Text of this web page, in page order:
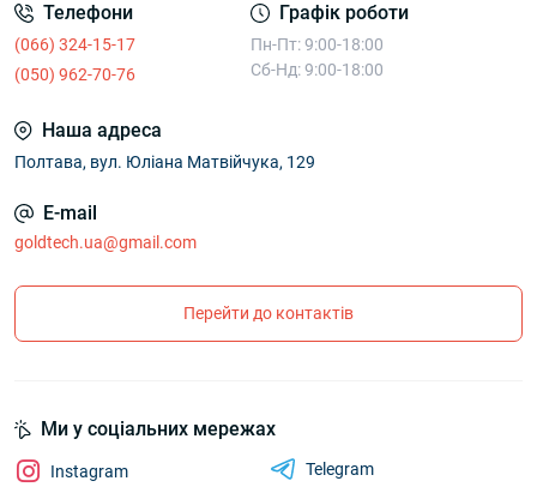
Телефони
(066) 324-15-17
(050) 962-70-76
Графік роботи
Пн-Пт: 9:00-18:00
Сб-Нд: 9:00-18:00
Наша адреса
Полтава, вул. Юліана Матвійчука, 129
E-mail
goldtech.ua@gmail.com
Перейти до контактів
Ми у соціальних мережах
Instagram
Telegram